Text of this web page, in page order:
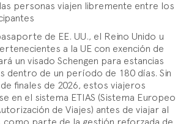
personas viajen libremente entre los
de EE. UU., el Reino Unido u
a la UE con exención de
un visado Schengen para estancias
dentro de un período de 180 días. Sin
finales de 2026, estos viajeros
en el sistema ETIAS (Sistema Europeo
de Viajes) antes de viajar al
como parte de la gestión reforzada de